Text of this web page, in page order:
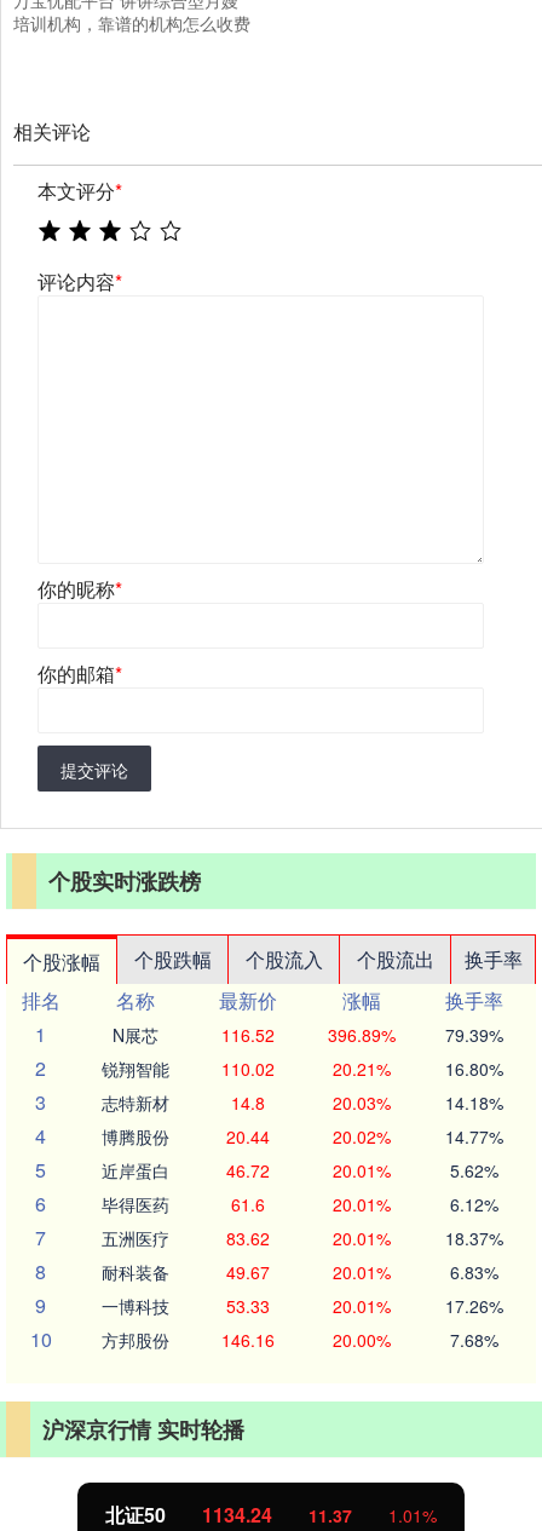
培训机构，靠谱的机构怎么收费
相关评论
本文评分*
评论内容*
你的昵称*
你的邮箱*
提交评论
个股实时涨跌榜
个股涨幅 个股跌幅 个股流入 个股流出
换手率
排名
名称 最新价 涨幅
换手率
1
N展芯 116.52 396.89% 79.39%
2 锐翔智能 110.02 20.21% 16.80%
3 志特新材 14.8 20.03% 14.18%
4 博腾股份 20.44 20.02% 14.77%
5 近岸蛋白 46.72 20.01% 5.62%
6 毕得医药 61.6 20.01% 6.12%
7 五洲医疗 83.62 20.01% 18.37%
8 耐科装备 49.67 20.01% 6.83%
9 一博科技 53.33 20.01% 17.26%
10 方邦股份 146.16 20.00% 7.68%
沪深京行情 实时轮播
北证50 1134.24 11.37 1.01%